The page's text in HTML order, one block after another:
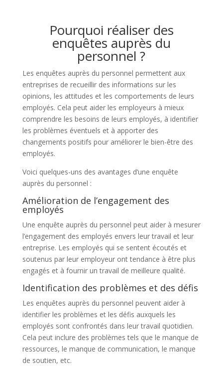
Pourquoi réaliser des
enquêtes auprès du
personnel ?
Les enquêtes auprès du personnel permettent aux
entreprises de recueillir des informations sur les
opinions, les attitudes et les comportements de leurs
employés. Cela peut aider les employeurs à mieux
comprendre les besoins de leurs employés, à identifier
les problèmes éventuels et à apporter des
changements positifs pour améliorer le bien-être des
employés.
Voici quelques-uns des avantages d’une enquête
auprès du personnel :
Amélioration de l’engagement des
employés
Une enquête auprès du personnel peut aider à mesurer
l’engagement des employés envers leur travail et leur
entreprise. Les employés qui se sentent écoutés et
soutenus par leur employeur ont tendance à être plus
engagés et à fournir un travail de meilleure qualité.
Identification des problèmes et des défis
Les enquêtes auprès du personnel peuvent aider à
identifier les problèmes et les défis auxquels les
employés sont confrontés dans leur travail quotidien.
Cela peut inclure des problèmes tels que le manque de
ressources, le manque de communication, le manque
de soutien, etc.